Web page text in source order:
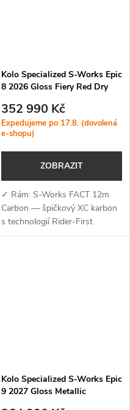
Kolo Specialized S-Works Epic
8 2026 Gloss Fiery Red Dry
352 990 Kč
Expedujeme po 17.8. (dovolená
e-shopu)
ZOBRAZIT
✓ Rám: S-Works FACT 12m
Carbon — špičkový XC karbon
s technologií Rider-First
Engineered™, progresivní
Kolo Specialized S-Works Epic
9 2027 Gloss Metallic